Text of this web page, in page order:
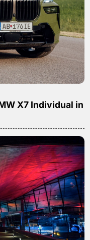
X7 Individual in